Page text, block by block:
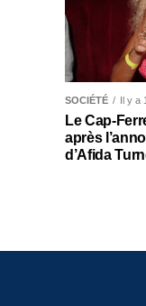
SOCIÉTÉ Il y a
Le Cap-
après
d’Afida